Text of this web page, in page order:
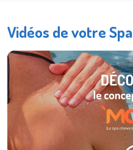
Vidéos de votre Spa